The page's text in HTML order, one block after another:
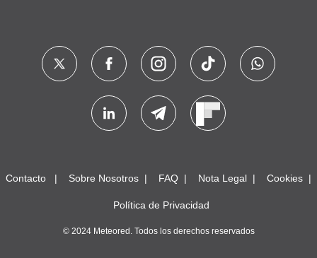
Contacto Sobre Nosotros FAQ Nota Legal Cookies
Política de Privacidad
© 2024 Meteored. Todos los derechos reservados